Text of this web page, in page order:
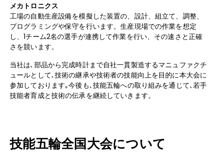
メカトロニクス
工場の自動生産設備を模擬した装置の、設計、組立て、調整、
プログラミングや保守を行います。生産現場での作業を想定
し、1チーム2名の選手が連携して作業を行い、その速さと正確
さを競います。
当社は､部品から完成時計まで自社一貫製造するマニュファクチ
ュールとして､技術の継承や技術者の技能向上を目的に本大会に
参加しております｡今後も､技能五輪への取り組みを通じて､若手
技能者育成と技術の伝承を継続していきます。
技能五輪全国大会について